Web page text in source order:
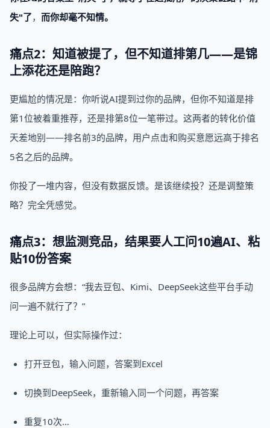
失"了， 而你却毫不知情。
痛点2：知道被提了，但不知道排第几——是锦
上添花还是陪跑？
更尴尬的情况是：你听说AI提到过你的品牌，但你不知道是排
第1位被着重推荐，还是排第8位一笔带过。这两者的转化价值
天差地别——排名前3的品牌，用户点击和购买意愿远高于排名
5名之后的品牌。
你投了一堆内容，但没有数据反馈。是该继续投？还是调整策
略？完全凭感觉。
痛点3：想监测竞品，结果要人工问10遍AI、粘
贴10份答案
很多品牌方会想：“我去豆包、Kimi、DeepSeek这些平台手动
问一遍不就行了？”
理论上可以，但实际操作过：
打开豆包，输入问题，答案到Excel
切换到DeepSeek，重新输入同一个问题，再答案
重复10次…